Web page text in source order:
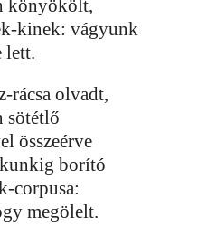
könyökölt,
kinek: vágyunk
lett.
rácsa olvadt,
sötétlő
összeérve
borító
corpusa:
megölelt.